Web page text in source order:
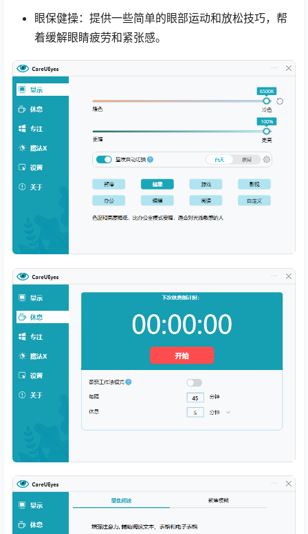
眼保健操：提供一些简单的眼部运动和放松技巧，帮
着缓解眼睛疲劳和紧张感。